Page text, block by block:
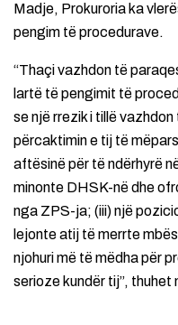
Madje, Prokuroria ka
pengim të procedurave.
“Thaçi vazhdon të
lartë të pengimit të
se një rrezik i tillë
përcaktimin e tij të
aftësinë për të ndërhyrë
minonte DHSK-në dhe
nga ZPS-ja; (iii) një
lejonte atij të merrte
njohuri më të mëdha për
serioze kundër tij”, thuhet